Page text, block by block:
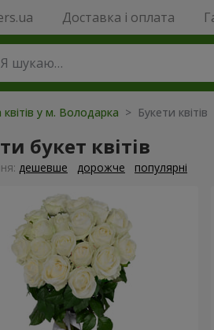
Доставка і оплата
у м. Володарка > Букети квітів
букет квітів
дешевше дорожче популярні